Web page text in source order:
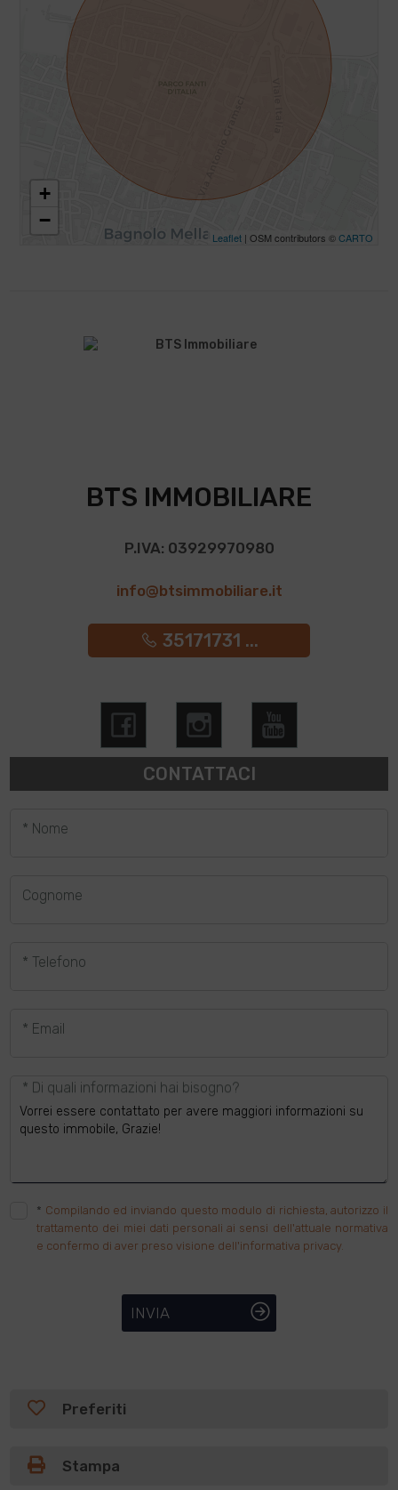
+
−
Leaflet | OSM contributors ©CARTO
BTS IMMOBILIARE
P.IVA: 03929970980
info@btsimmobiliare.it
35171731 ...
CONTATTACI
* Nome
Cognome
* Telefono
* Email
* Di quali informazioni hai bisogno?
* Compilando ed inviando questo modulo di richiesta, autorizzo il
trattamento dei miei dati personali ai sensi dell'attuale normativa
e confermo di aver preso visione dell'informativa privacy.
INVIA
Preferiti
Stampa